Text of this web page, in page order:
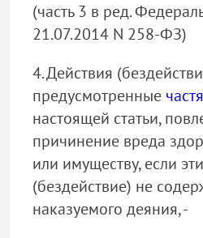
(часть 3 в ред.
21.07.2014 N 258-ФЗ)
4. Действия
предусмотренные
настоящей статьи,
причинение вреда
или имуществу, если
(бездействие) не
наказуемого деяния, -